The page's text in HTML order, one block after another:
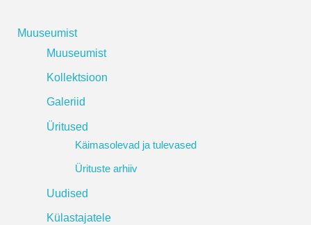
Muuseumist
Muuseumist
Kollektsioon
Galeriid
Üritused
Käimasolevad ja tulevased
Ürituste arhiiv
Uudised
Külastajatele